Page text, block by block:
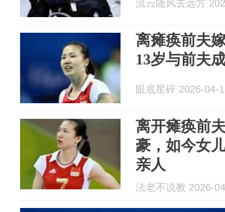
流云随风去远方
离瘫痪前夫
13岁与前夫
眼底星碎 2026-04-
离开瘫痪前
豪，如今女
亲人
法老不说教 2026-